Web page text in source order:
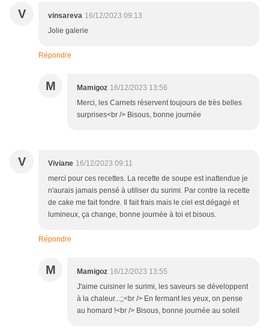
V vinsareva 16/12/2023 09:13
Jolie galerie
Répondre
M Mamigoz 16/12/2023 13:56
Merci, les Carnets réservent toujours de très belles
surprises<br /> Bisous, bonne journée
V Viviane 16/12/2023 09:11
merci pour ces recettes. La recette de soupe est inattendue je
n'aurais jamais pensé à utiliser du surimi. Par contre la recette
de cake me fait fondre. Il fait frais mais le ciel est dégagé et
lumineux, ça change, bonne journée à toi et bisous.
Répondre
M Mamigoz 16/12/2023 13:55
J'aime cuisiner le surimi, les saveurs se développent
à la chaleur...;;<br /> En fermant les yeux, on pense
au homard !<br /> Bisous, bonne journée au soleil